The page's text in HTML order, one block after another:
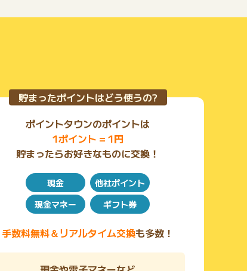
貯まったポイントはどう使うの?
ポイントタウンのポイントは
1ポイント = 1円
貯まったらお好きなものに交換！
現金
他社ポイント
現金マネー
ギフト券
手数料無料＆リアルタイム交換も多数！